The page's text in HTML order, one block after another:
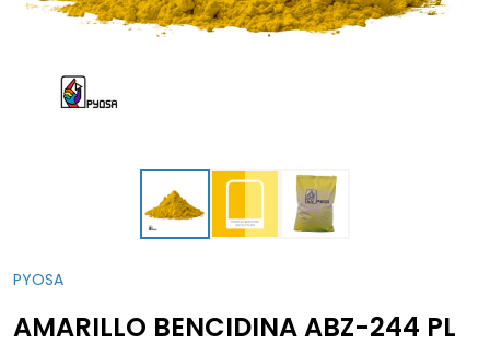
PYOSA
AMARILLO BENCIDINA ABZ-244 PL